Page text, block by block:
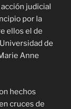
judicial
por la
ellos el de
de
Anne
hechos
cruces de